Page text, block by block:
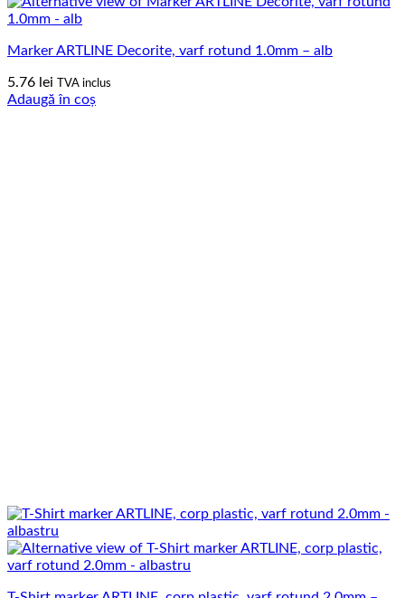
Marker ARTLINE Decorite, varf rotund 1.0mm – alb
5.76 lei TVA inclus
Adaugă în coș